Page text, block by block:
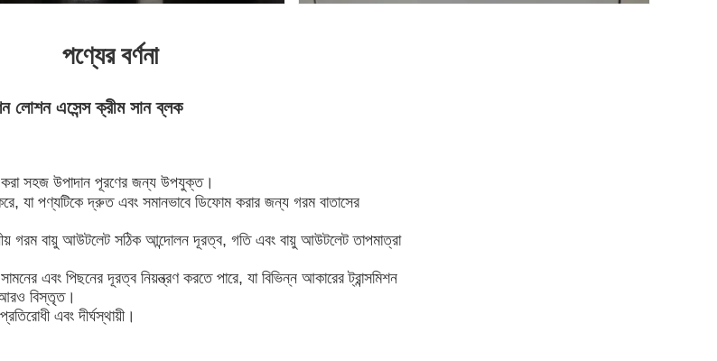
পণ্যের বর্ণনা
লোশন এসেন্স ক্রীম সান ব্লক
করা সহজ উপাদান পূরণের জন্য উপযুক্ত।
যা পণ্যটিকে দ্রুত এবং সমানভাবে ডিফোম করার জন্য গরম বাতাসের
গরম বায়ু আউটলেট সঠিক আন্দোলন দূরত্ব, গতি এবং বায়ু আউটলেট তাপমাত্রা
এবং পিছনের দূরত্ব নিয়ন্ত্রণ করতে পারে, যা বিভিন্ন আকারের ট্রান্সমিশন
আরও বিস্তৃত।
এবং দীর্ঘস্থায়ী।